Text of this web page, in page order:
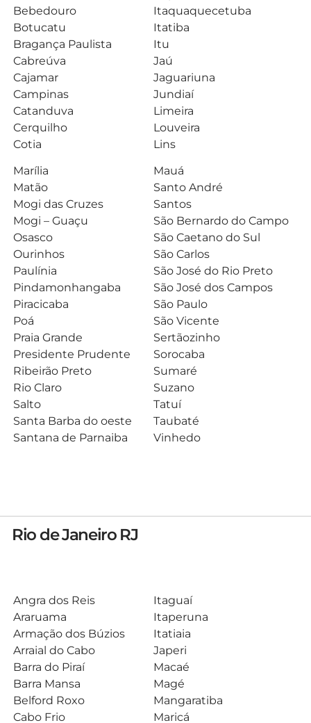
Bebedouro
Botucatu
Bragança Paulista
Cabreúva
Cajamar
Campinas
Catanduva
Cerquilho
Cotia
Itaquaquecetuba
Itatiba
Itu
Jaú
Jaguariuna
Jundiaí
Limeira
Louveira
Lins
Marília
Matão
Mogi das Cruzes
Mogi – Guaçu
Osasco
Ourinhos
Paulínia
Pindamonhangaba
Piracicaba
Poá
Praia Grande
Presidente Prudente
Ribeirão Preto
Rio Claro
Salto
Santa Barba do oeste
Santana de Parnaiba
Mauá
Santo André
Santos
São Bernardo do Campo
São Caetano do Sul
São Carlos
São José do Rio Preto
São José dos Campos
São Paulo
São Vicente
Sertãozinho
Sorocaba
Sumaré
Suzano
Tatuí
Taubaté
Vinhedo
Rio de Janeiro RJ
Angra dos Reis
Araruama
Armação dos Búzios
Arraial do Cabo
Barra do Piraí
Barra Mansa
Belford Roxo
Cabo Frio
Itaguaí
Itaperuna
Itatiaia
Japeri
Macaé
Magé
Mangaratiba
Maricá